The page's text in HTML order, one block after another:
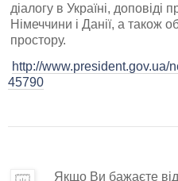
діалогу в Україні,
Німеччини і Данії, а також
простору.
http://
45790
Якщо Ви бажаєте